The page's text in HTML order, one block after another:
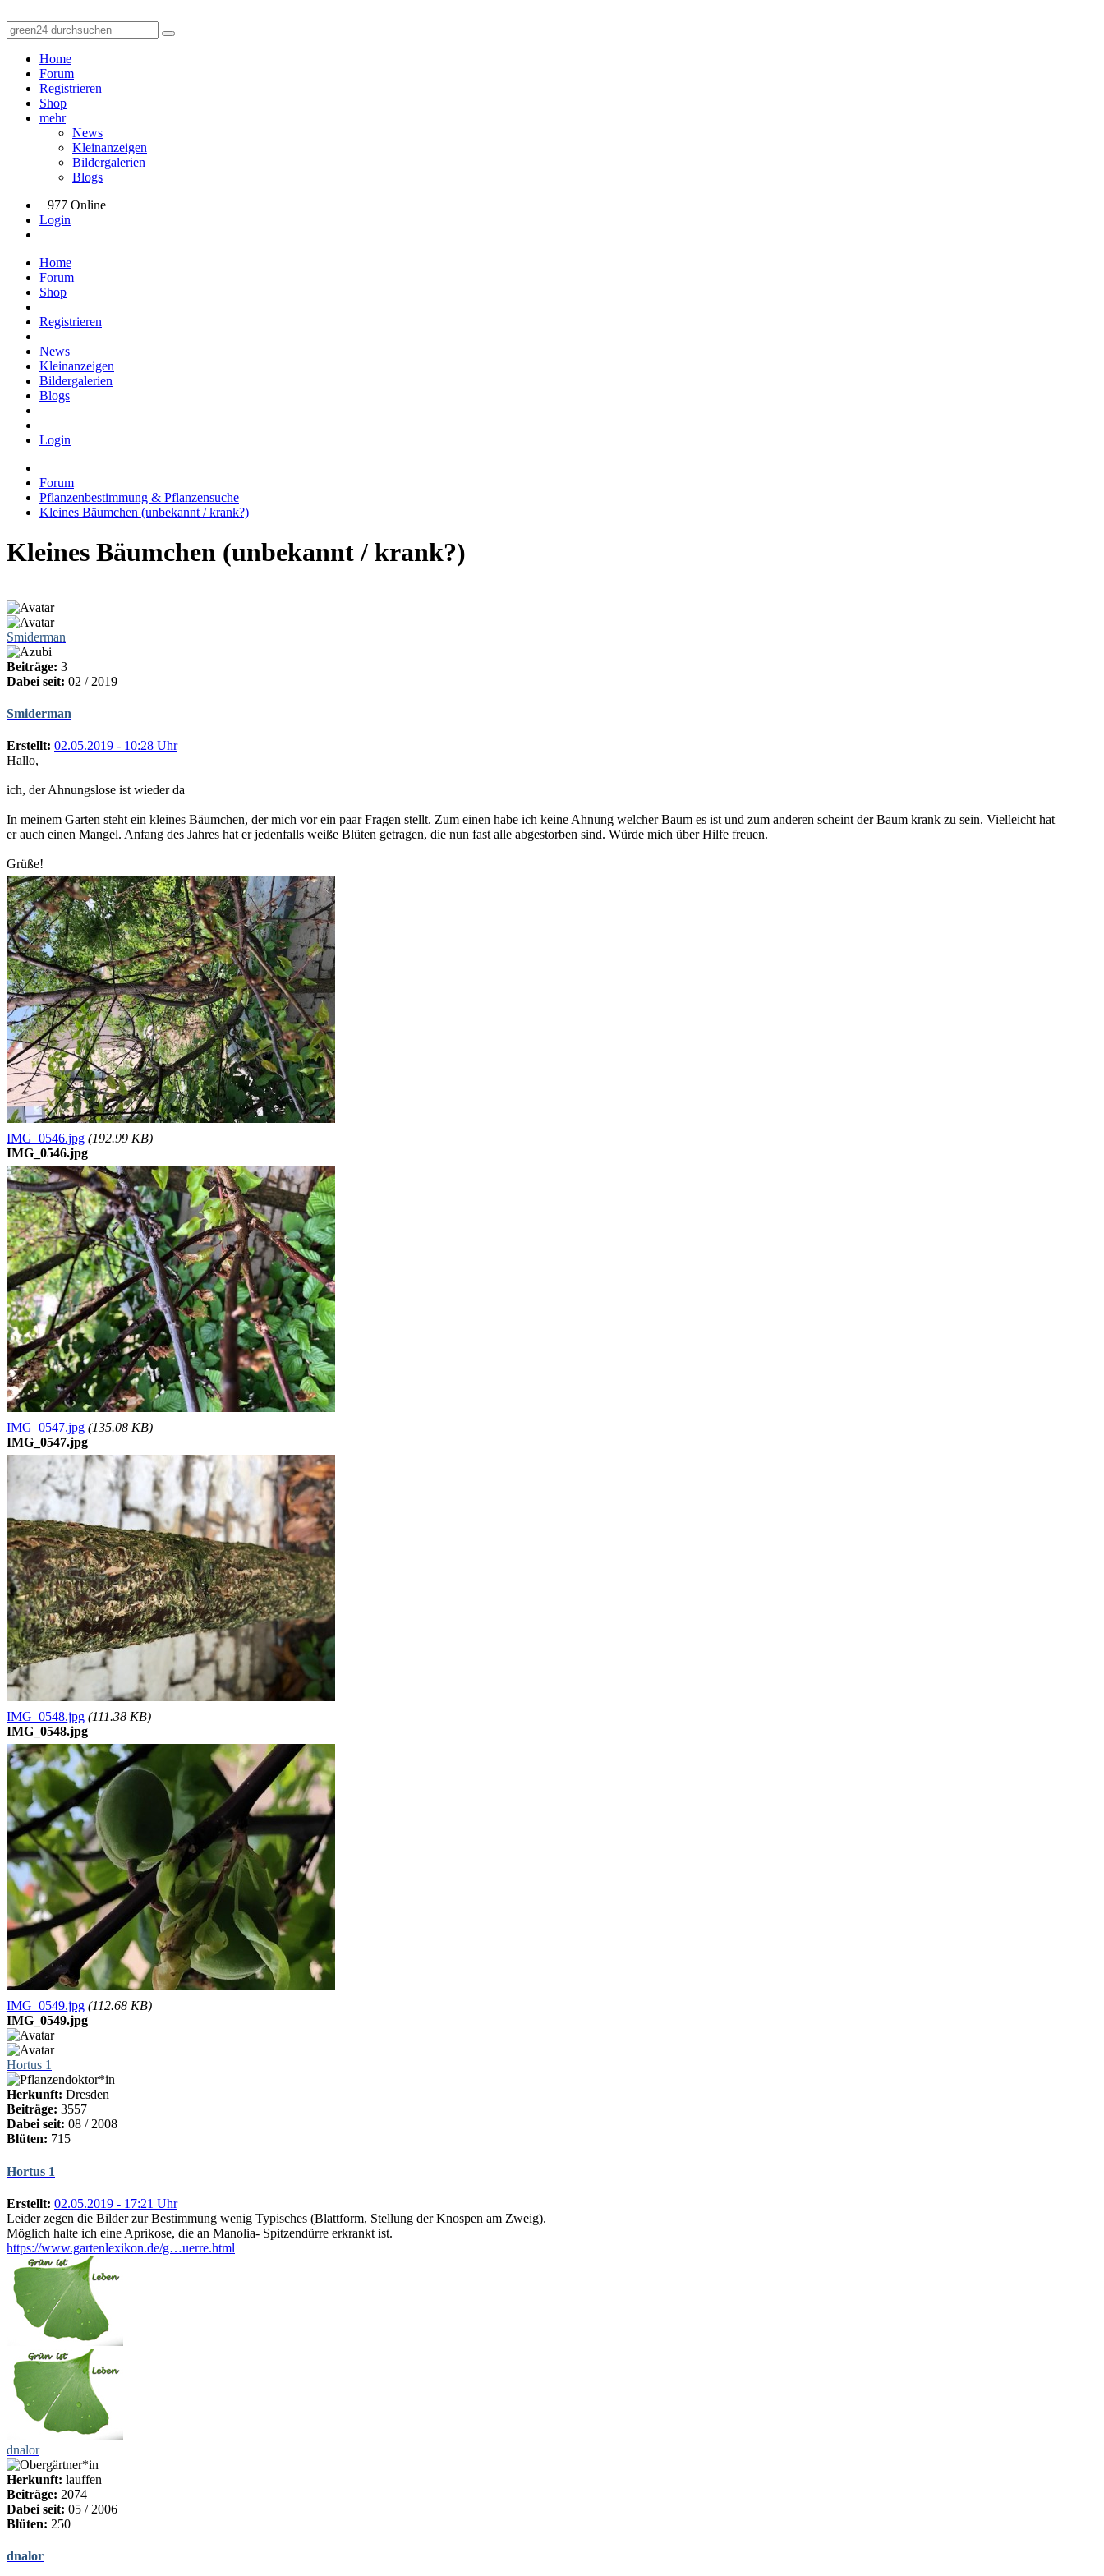
Home
Forum
Registrieren
Shop
mehr
News
Kleinanzeigen
Bildergalerien
Blogs
977 Online
Login
Home
Forum
Shop
Registrieren
News
Kleinanzeigen
Bildergalerien
Blogs
Login
Forum
Pflanzenbestimmung & Pflanzensuche
Kleines Bäumchen (unbekannt / krank?)
Kleines Bäumchen (unbekannt / krank?)
Smiderman
Beiträge: 3
Dabei seit: 02 / 2019
Smiderman
Erstellt: 02.05.2019 - 10:28 Uhr
Hallo,
ich, der Ahnungslose ist wieder da
In meinem Garten steht ein kleines Bäumchen, der mich vor ein paar Fragen stellt. Zum einen habe ich keine Ahnung welcher Baum es ist und zum anderen scheint der Baum krank zu sein. Vielleicht hat
er auch einen Mangel. Anfang des Jahres hat er jedenfalls weiße Blüten getragen, die nun fast alle abgestorben sind. Würde mich über Hilfe freuen.
Grüße!
IMG_0546.jpg (192.99 KB)
IMG_0546.jpg
IMG_0547.jpg (135.08 KB)
IMG_0547.jpg
IMG_0548.jpg (111.38 KB)
IMG_0548.jpg
IMG_0549.jpg (112.68 KB)
IMG_0549.jpg
Hortus 1
Herkunft: Dresden
Beiträge: 3557
Dabei seit: 08 / 2008
Blüten: 715
Hortus 1
Erstellt: 02.05.2019 - 17:21 Uhr
Leider zegen die Bilder zur Bestimmung wenig Typisches (Blattform, Stellung der Knospen am Zweig).
Möglich halte ich eine Aprikose, die an Manolia- Spitzendürre erkrankt ist.
https://www.gartenlexikon.de/g…uerre.html
dnalor
Herkunft: lauffen
Beiträge: 2074
Dabei seit: 05 / 2006
Blüten: 250
dnalor